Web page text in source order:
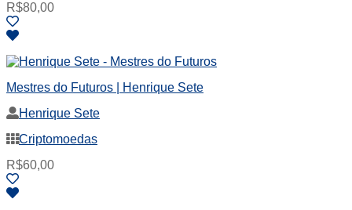
R$80,00
Mestres do Futuros | Henrique Sete
Henrique Sete
Criptomoedas
R$60,00